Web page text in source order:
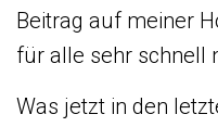
Beitrag auf meiner
für alle sehr schnell
Was jetzt in den